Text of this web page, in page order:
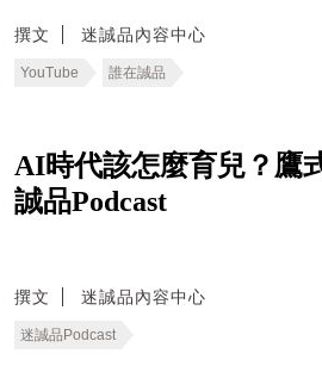
撰文 迷誠品內容中心
YouTube 誰在誠品
AI時代該怎麼育兒？鷹
誠品Podcast
撰文 迷誠品內容中心
迷誠品Podcast